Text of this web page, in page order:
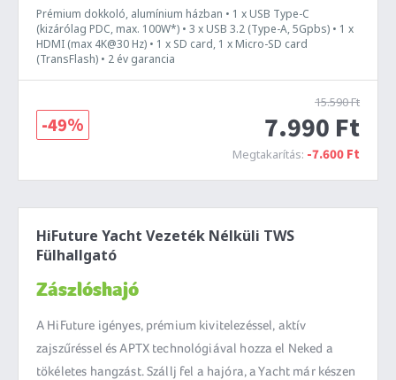
Prémium dokkoló, alumínium házban • 1 x USB Type-C
(kizárólag PDC, max. 100W*) • 3 x USB 3.2 (Type-A, 5Gpbs) • 1 x
HDMI (max 4K@30 Hz) • 1 x SD card, 1 x Micro-SD card
(TransFlash) • 2 év garancia
15.590 Ft
7.990 Ft
Megtakarítás: -7.600 Ft
-49%
HiFuture Yacht Vezeték Nélküli TWS
Fülhallgató
Zászlóshajó
A HiFuture igényes, prémium kivitelezéssel, aktív
zajszűréssel és APTX technológiával hozza el Neked a
tökéletes hangzást. Szállj fel a hajóra, a Yacht már készen